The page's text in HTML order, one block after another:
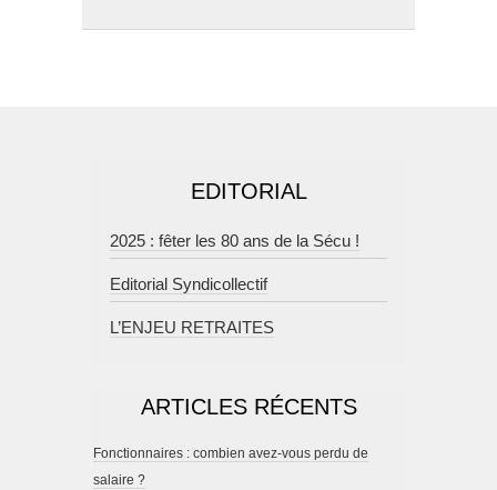
EDITORIAL
2025 : fêter les 80 ans de la Sécu !
Editorial Syndicollectif
L’ENJEU RETRAITES
ARTICLES RÉCENTS
Fonctionnaires : combien avez-vous perdu de
salaire ?